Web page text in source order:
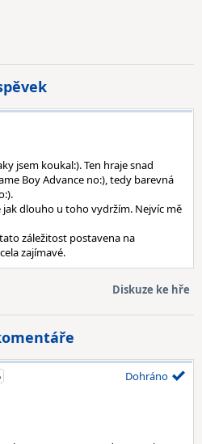
jsem koukal:). Ten hraje snad
Boy Advance no:), tedy barevná
dlouho u toho vydržím. Nejvíc mě
záležitost postavena na
zajímavé.
Diskuze ke hře
Dohráno